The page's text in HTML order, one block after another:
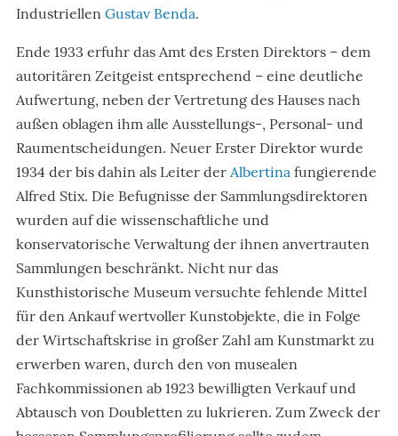
Industriellen Gustav Benda.
Ende 1933 erfuhr das Amt des Ersten Direktors – dem
autoritären Zeitgeist entsprechend – eine deutliche
Aufwertung, neben der Vertretung des Hauses nach
außen oblagen ihm alle Ausstellungs-, Personal- und
Raumentscheidungen. Neuer Erster Direktor wurde
1934 der bis dahin als Leiter der Albertina fungierende
Alfred Stix. Die Befugnisse der Sammlungsdirektoren
wurden auf die wissenschaftliche und
konservatorische Verwaltung der ihnen anvertrauten
Sammlungen beschränkt. Nicht nur das
Kunsthistorische Museum versuchte fehlende Mittel
für den Ankauf wertvoller Kunstobjekte, die in Folge
der Wirtschaftskrise in großer Zahl am Kunstmarkt zu
erwerben waren, durch den von musealen
Fachkommissionen ab 1923 bewilligten Verkauf und
Abtausch von Doubletten zu lukrieren. Zum Zweck der